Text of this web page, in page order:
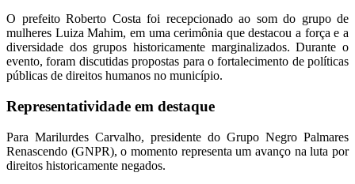
O prefeito Roberto Costa foi recepcionado ao som do grupo de
mulheres Luiza Mahim, em uma cerimônia que destacou a força e a
diversidade dos grupos historicamente marginalizados. Durante o
evento, foram discutidas propostas para o fortalecimento de políticas
públicas de direitos humanos no município.
Representatividade em destaque
Para Marilurdes Carvalho, presidente do Grupo Negro Palmares
Renascendo (GNPR), o momento representa um avanço na luta por
direitos historicamente negados.